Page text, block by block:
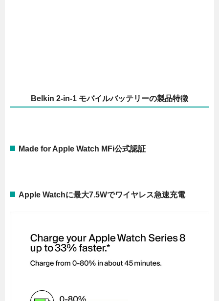
Belkin 2-in-1 モバイルバッテリーの製品特徴
Made for Apple Watch MFi公式認証
Apple Watchに最大7.5Wでワイヤレス急速充電